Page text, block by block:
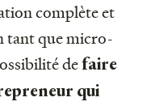
complète et
tant que micro-
defaire
qui